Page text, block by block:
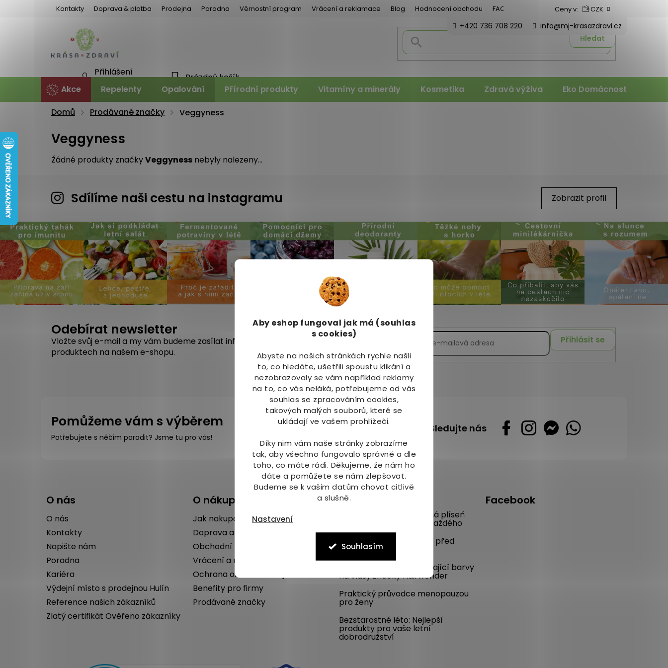
Aby eshop fungoval jak má (souhlas
s cookies)
Abyste na našich stránkách rychle našli
to, co hledáte, ušetřili spoustu klikání a
nezobrazovaly se vám například reklamy
na to, co vás neláká, potřebujeme od vás
souhlas se zpracováním cookies,
takových malých souborů, které se
ukládají ve vašem prohlížeči.
Díky nim vám naše stránky zobrazíme
tak, aby všechno fungovalo správně a dle
toho, co máte rádi. Děkujeme, že nám ho
dáte a pomůžete se nám zlepšovat.
Budeme se k vašim datům chovat citlivě
a slušně.
Nastavení
Souhlasím
Kontakty Doprava & platba Prodejna Poradna Věrnostní program Vrácení a reklamace Blog Hodnocení obchodu FAQ Ceny v: CZK
Hledat
+420 736 708 220 info@mj-krasazdravi.cz
KOŠÍK
Prázdný košík
Přihlášení
Akce Repelenty Opalování Přírodní produkty Vitamíny a minerály Kosmetika Zdravá výživa Eko Domácnost
Domů
Prodávané značky Veggyness
Veggyness
Žádné produkty značkyVeggyness nebyly nalezeny...
Sdílíme naši cestu na instagramu Zobrazit profil
Odebírat newsletter
Vložte svůj e-mail a my vám budeme zasílat informace o nových
produktech na našem e-shopu.
Přihlásit se
Pomůžeme vám s výběrem
Potřebujete s něčím poradit? Jsme tu pro vás!
+420 736 708 220
Sledujte nás
O nás
O nás
Kontakty
Napište nám
Poradna
Kariéra
Výdejní místo s prodejnou Hulín
Reference našich zákazníků
Zlatý certifikát Ověřeno zákazníky
O nákupu
Jak nakupovat
Doprava a platba
Obchodní podmínky
Vrácení a reklamace
Ochrana osobních údajů
Benefity pro firmy
Prodávané značky
Blog
Mykóza aneb nepříjemná plíseň
na nohou umí potrápit každého
Poradíme, jak se chránit před
komáry i vám
SLEVA 22 % na dlouhotrvající barvy
na vlasy značky Hairwonder
Praktický průvodce menopauzou
pro ženy
Bezstarostné léto: Nejlepší
produkty pro vaše letní
dobrodružství
Facebook